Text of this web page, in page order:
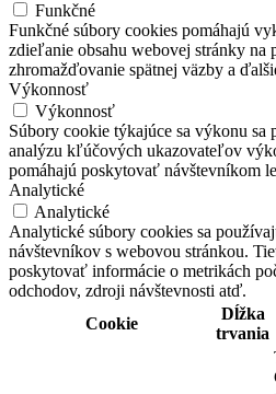
Funkčné
Funkčné súbory cookies pomáhajú
zdieľanie obsahu webovej stránky na
zhromažďovanie spätnej väzby a
Výkonnosť
Výkonnosť
Súbory cookie týkajúce sa výkonu sa
analýzu kľúčových ukazovateľov
pomáhajú poskytovať návštevníkom
Analytické
Analytické
Analytické súbory cookies sa
návštevníkov s webovou stránkou.
poskytovať informácie o metrikách
odchodov, zdroji návštevnosti atď.
Cookie
Dĺžka
trvania